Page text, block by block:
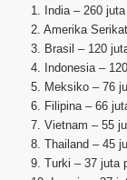
1. India – 260
2. Amerika
3. Brasil – 120
4. Indonesia –
5. Meksiko – 76
6. Filipina – 66
7. Vietnam – 55
8. Thailand – 45
9. Turki – 37 juta